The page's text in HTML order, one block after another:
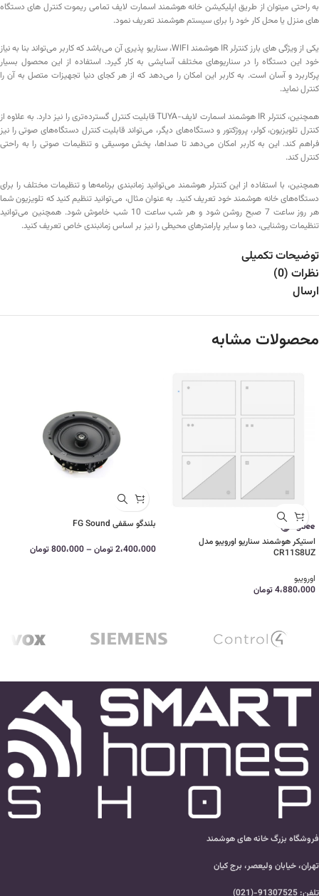
به راحتی میتوان از طریق اپلیکیشن خانه هوشمند اسمارت لایف تمامی ریموت کنترل های دستگاه‌
های منزل یا محل کار خود را برای سیستم هوشمند تعریف نمود.
یکی از ویژگی های بارز کنترلر IR هوشمند WIFI، سناریو پذیری آن می‌باشد که کاربر می‌تواند بنا به نیاز
خود این دستگاه را در سناریوهای مختلف آسایشی به کار گیرد. استفاده از این محصول بسیار
پرکاربرد و آسان است. به کاربر این امکان را می‌دهد که از هر کجای دنیا تجهیزات متصل به آن را
کنترل نماید.
همچنین، کنترلر IR هوشمند اسمارت لایف-TUYA قابلیت کنترل گسترده‌تری را نیز دارد. به علاوه از
کنترل تلویزیون، کولر، پروژکتور و دستگاه‌های دیگر، می‌تواند قابلیت کنترل دستگاه‌های صوتی را نیز
فراهم کند. این به کاربر امکان می‌دهد تا صداها، پخش موسیقی و تنظیمات صوتی را به راحتی
کنترل کند.
همچنین، با استفاده از این کنترلر هوشمند می‌توانید زمانبندی برنامه‌ها و تنظیمات مختلف را برای
دستگاه‌های خانه هوشمند خود تعریف کنید. به عنوان مثال، می‌توانید تنظیم کنید که تلویزیون شما
هر روز ساعت 7 صبح روشن شود و هر شب ساعت 10 شب خاموش شود. همچنین می‌توانید
تنظیمات روشنایی، دما و سایر پارامترهای محیطی را نیز بر اساس زمانبندی خاص تعریف کنید.
توضیحات تکمیلی
نظرات (0)
ارسال
محصولات مشابه
استیکر هوشمند سناریو اورویبو مدل
CR11S8UZ
اورویبو
4،880،000تومان
بلندگو سقفی FG Sound
2،400،000تومان –800،000تومان
فروشگاه بزرگ خانه های هوشمند
تهران، خیابان ولیعصر، برج کیان
تلفن: 91307525-(021)